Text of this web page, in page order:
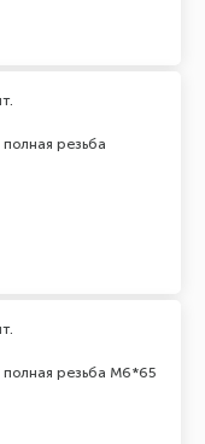
резьба
резьба М6*65